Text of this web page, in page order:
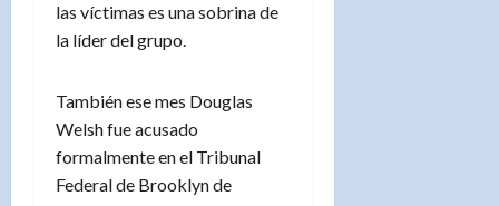
las víctimas es una sobrina de
la líder del grupo.
También ese mes Douglas
Welsh fue acusado
formalmente en el Tribunal
Federal de Brooklyn de